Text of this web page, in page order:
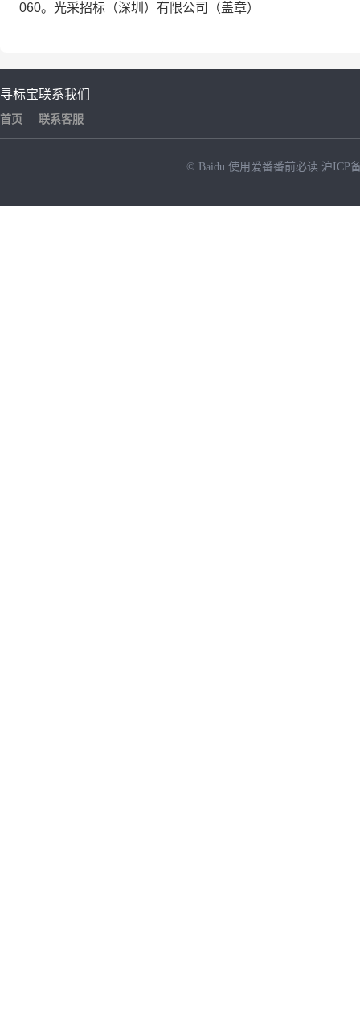
060。光采招标（深圳）有限
寻标宝
首页
联系我们
联系客服
© Baidu 使用爱番番前必读 沪ICP